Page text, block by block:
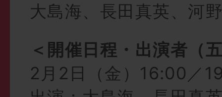
大島海、長田真英、河
＜開催日程・出演者（
2月2日（金）16:00／